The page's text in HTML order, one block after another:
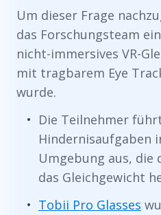
Um dieser Frage
das Forschungsteam
nicht-immersives VR-
mit tragbarem Eye
wurde.
Die Teilnehmer
Hindernisaufgaben
Umgebung aus, die
das Gleichgewicht
Tobii Pro Glasses